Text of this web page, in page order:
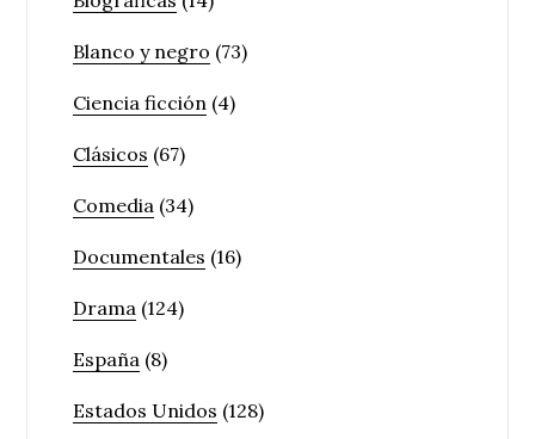
Blanco y negro (73)
Ciencia ficción (4)
Clásicos (67)
Comedia (34)
Documentales (16)
Drama (124)
España (8)
Estados Unidos (128)